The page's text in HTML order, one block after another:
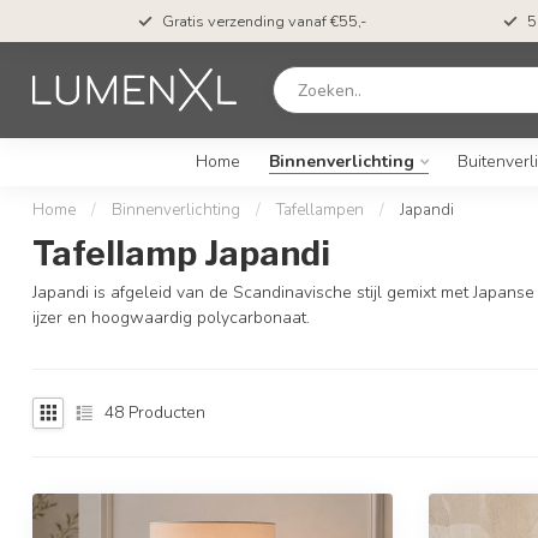
Gratis verzending vanaf €55,-
Home Binnenverlichting
Home / Binnenverlichting / Tafellampen / Japandi
Tafellamp Japandi
Japandi is afgeleid van de Scandinavische stijl gemixt met
ijzer en hoogwaardig polycarbonaat.
48 Producten